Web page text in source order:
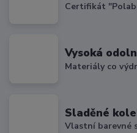
Certifikát
Vysoká
Materiály co
Sladěné
Vlastní barevné